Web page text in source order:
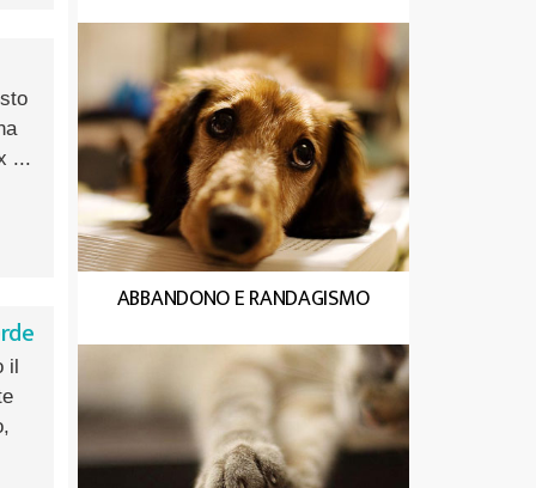
...
il
ABBANDONO E RANDAGISMO